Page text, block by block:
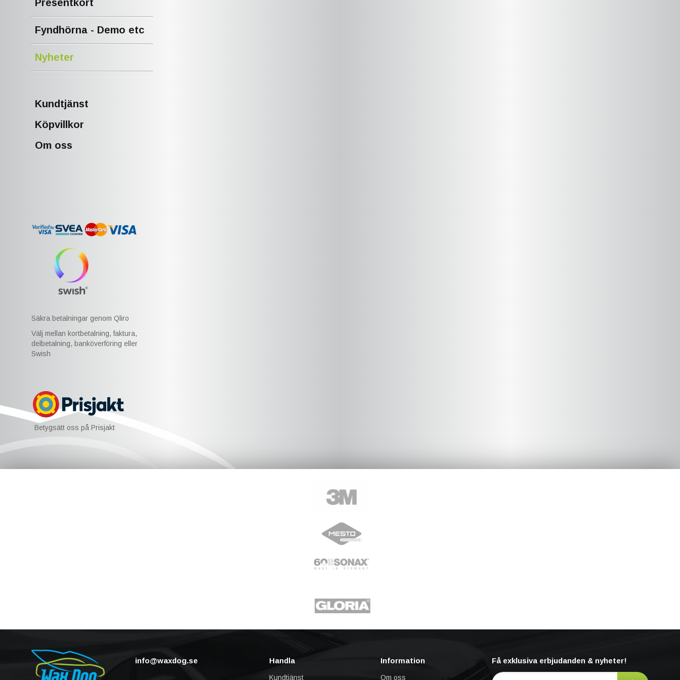
Presentkort
Fyndhörna - Demo etc
Nyheter
Kundtjänst
Köpvillkor
Om oss
Säkra betalningar genom Qliro
Välj mellan kortbetalning, faktura,
delbetalning, banköverföring eller
Swish
Betygsätt oss på Prisjakt
info@waxdog.se Handla
Kundtjänst
Information
Om oss
Få exklusiva erbjudanden & nyheter!